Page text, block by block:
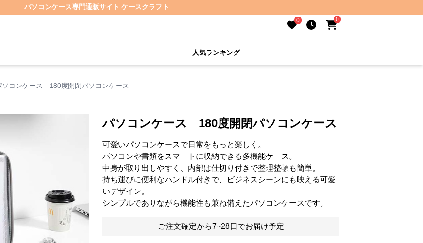
パソコンケース専門通販サイト ケースクラフト
0 0
人気ランキング
ソコンケース 180度開閉パソコンケース
パソコンケース 180度開閉パソコンケース
可愛いパソコンケースで日常をもっと楽しく。
パソコンや書類をスマートに収納できる多機能ケース。
中身が取り出しやすく、内部は仕切り付きで整理整頓も簡単。
持ち運びに便利なハンドル付きで、ビジネスシーンにも映える可愛
いデザイン。
シンプルでありながら機能性も兼ね備えたパソコンケースです。
ご注文確定から7~28日でお届け予定